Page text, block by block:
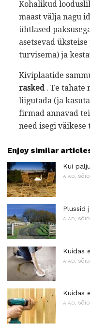
Kohalikud
maast välja nagu
ühtlased
asetsevad
turvisema) ja
Kiviplaatide
rasked . Te tahate
liigutada (ja
firmad annavad
need isegi väikese
Enjoy similar
Kui
AIAD,
Plussid
AIAD,
Kuidas
AIAD,
Kuidas
AIAD,